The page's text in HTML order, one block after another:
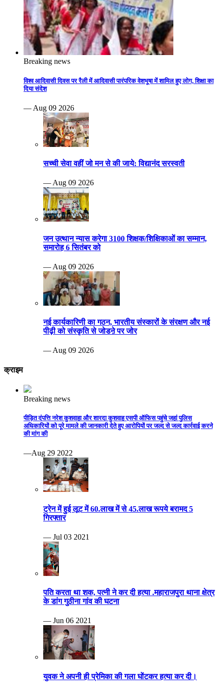
Breaking news
विश्व आदिवासी दिवस पर रैली में आदिवासी पारंपरिक वेशभूषा में शामिल हुए लोग, शिक्षा का
दिया संदेश
— Aug 09 2026
सच्ची सेवा वहीं जो मन से की जाये: विद्यानंद सरस्वती
— Aug 09 2026
जन उत्थान न्यास करेगा 3100 शिक्षक/शिक्षिकाओं का सम्मान,
समारोह 6 सितंबर को
— Aug 09 2026
नई कार्यकारिणी का गठन, भारतीय संस्कारों के संरक्षण और नई
पीढ़ी को संस्कृति से जोडऩे पर जोर
— Aug 09 2026
क्राइम
Breaking news
पीड़ित दंपत्ति नरेश कुशवाहा और शारदा कुशवाह एसपी ऑफिस पहुंचे जहां पुलिस
अधिकारियों को पूरे मामले की जानकारी देते हुए आरोपियों पर जल्द से जल्द कार्रवाई करने
की मांग की
—Aug 29 2022
ट्रेन में हुई लूट में 60.लाख में से 45.लाख रूपये बरामद 5
गिरफ्तार
— Jul 03 2021
पति करता था शक, पत्नी ने कर दी हत्या .महाराजपुरा थाना क्षेत्र
के डांग गुठीना गांव की घटना
— Jun 06 2021
युवक ने अपनी ही प्रेमिका की गला घोंटकर हत्या कर दी।